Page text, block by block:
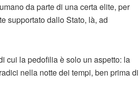
da parte di una certa elite, per
supportato dallo Stato, là, ad
cui la pedofilia è solo un aspetto: la
nella notte dei tempi, ben prima di